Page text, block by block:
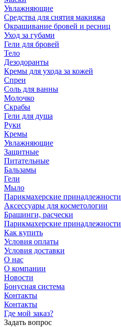
Увлажняющие
Средства для снятия макияжа
Окрашивание бровей и ресниц
Уход за губами
Гели для бровей
Тело
Дезодоранты
Кремы для ухода за кожей
Спреи
Соль для ванны
Молочко
Скрабы
Гели для душа
Руки
Кремы
Увлажняющие
Защитные
Питательные
Бальзамы
Гели
Мыло
Парикмахерские принадлежности
Аксессуары для косметологии
Брашинги, расчески
Парикмахерские принадлежности
Как купить
Условия оплаты
Условия доставки
О нас
О компании
Новости
Бонусная система
Контакты
Контакты
Где мой заказ?
Задать вопрос